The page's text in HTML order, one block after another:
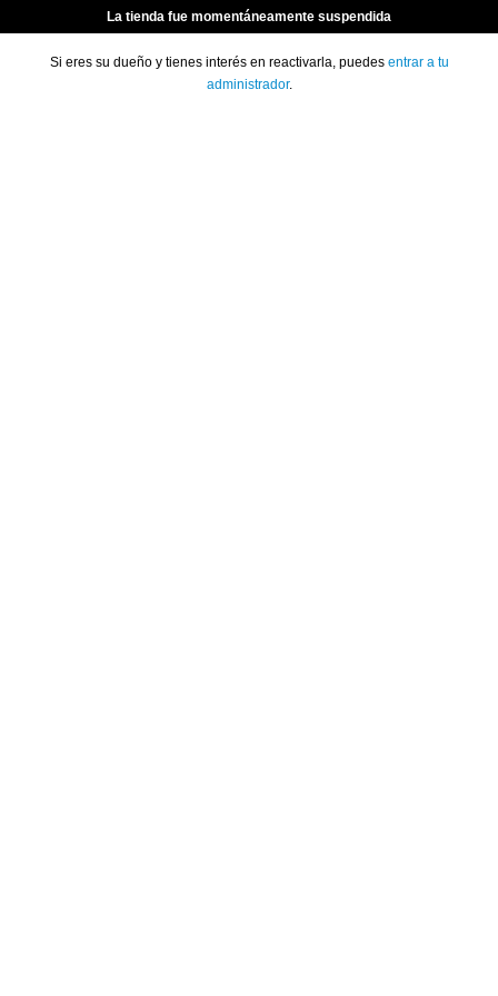
La tienda fue momentáneamente suspendida
Si eres su dueño y tienes interés en reactivarla, puedes entrar a tu
administrador.